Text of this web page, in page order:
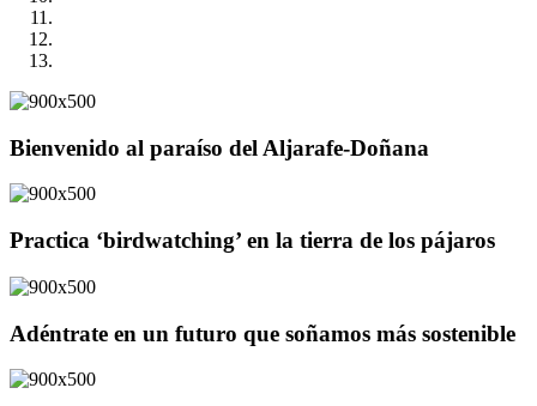
Bienvenido al paraíso del Aljarafe-Doñana
Practica ‘birdwatching’ en la tierra de los pájaros
Adéntrate en un futuro que soñamos más sostenible